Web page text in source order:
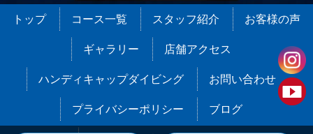
トップ コース一覧 スタッフ紹介 お客様の声
ギャラリー 店舗アクセス
ハンディキャップダイビング お問い合わせ
プライバシーポリシー ブログ